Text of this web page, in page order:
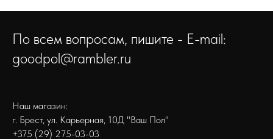
По всем вопросам, пишите - E-mail:
goodpol@rambler.ru
Наш магазин:
г. Брест, ул. Карьерная, 10Д "Ваш Пол"
+375 (29) 275-03-03